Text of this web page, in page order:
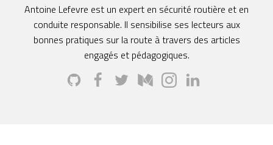
Antoine Lefevre est un expert en sécurité routière et en
conduite responsable. Il sensibilise ses lecteurs aux
bonnes pratiques sur la route à travers des articles
engagés et pédagogiques.